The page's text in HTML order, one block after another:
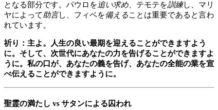
となる部分です。パウロを追い求め、テモテを訓練し、マリ
ヤによって助言し、フィベを備えることは重要であると言わ
れています。
祈り：主よ。人生の良い最期を迎えることができますよう
に。そして、次世代にあなたの力を告げることができますよ
うに。私の口が、あなたの義を告げ、あなたの全能の業を宣
べ伝えることができますように。
聖霊の満たし vs サタンによる囚われ